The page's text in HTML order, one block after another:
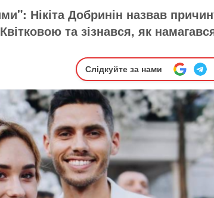
Нікіта Добринін назвав
та зізнався, як
Слідкуйте за нами